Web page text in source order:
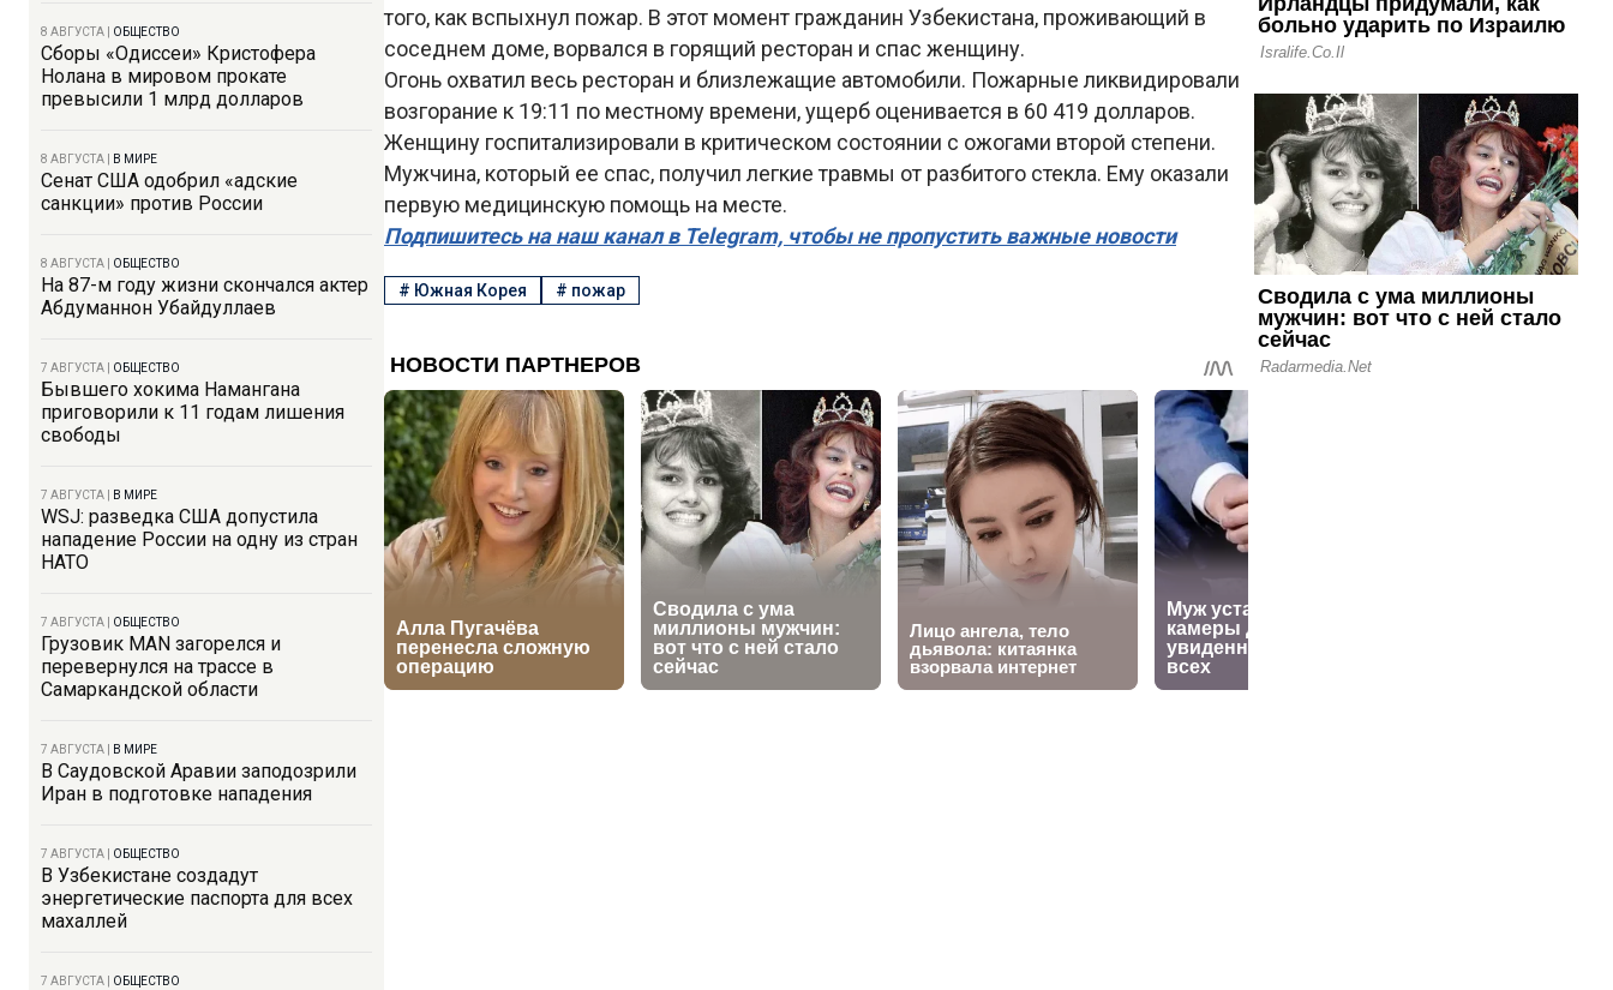
8 АВГУСТА ОБЩЕСТВО
Сборы «Одиссеи» Кристофера
Нолана в мировом прокате
превысили 1 млрд долларов
8 АВГУСТА В МИРЕ
Сенат США одобрил «адские
санкции» против России
8 АВГУСТА ОБЩЕСТВО
На 87-м году жизни скончался актер
Абдуманнон Убайдуллаев
7 АВГУСТА ОБЩЕСТВО
Бывшего хокима Намангана
приговорили к 11 годам лишения
свободы
7 АВГУСТА В МИРЕ
WSJ: разведка США допустила
нападение России на одну из стран
НАТО
7 АВГУСТА ОБЩЕСТВО
Грузовик MAN загорелся и
перевернулся на трассе в
Самаркандской области
7 АВГУСТА В МИРЕ
В Саудовской Аравии заподозрили
Иран в подготовке нападения
7 АВГУСТА ОБЩЕСТВО
В Узбекистане создадут
энергетические паспорта для всех
махаллей
7 АВГУСТА ОБЩЕСТВО
того, как вспыхнул пожар. В этот момент гражданин Узбекистана, проживающий в
соседнем доме, ворвался в горящий ресторан и спас женщину.
Огонь охватил весь ресторан и близлежащие автомобили. Пожарные ликвидировали
возгорание к 19:11 по местному времени, ущерб оценивается в 60 419 долларов.
Женщину госпитализировали в критическом состоянии с ожогами второй степени.
Мужчина, который ее спас, получил легкие травмы от разбитого стекла. Ему оказали
первую медицинскую помощь на месте.
Подпишитесь на наш канал в Telegram, чтобы не пропустить важные новости
# Южная Корея # пожар